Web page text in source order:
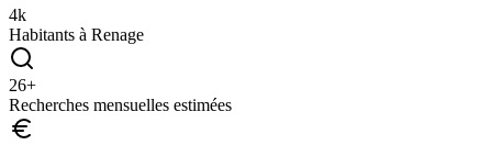
4k
Habitants à Renage
26+
Recherches mensuelles estimées